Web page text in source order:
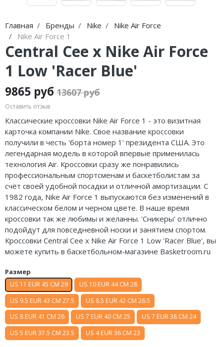
Главная Бренды Nike
Nike Air Force
Nike Air Force 1
Central Cee x Nike Air Force
1 Low 'Racer Blue'
9865 руб 13607 руб
Оставить отзыв
Классические кроссовки Nike Air Force 1 - это визитная
карточка компании Nike. Свое название кроссовки
получили в честь 'борта номер 1' президента США. Это
легендарная модель в которой впервые применилась
технология Air. Кроссовки сразу же понравились
профессиональным спортсменам и баскетболистам за
счёт своей удобной посадки и отличной амортизации. С
1982 года, Nike Air Force 1 выпускаются без изменений в
классическом белом и черном цвете. В наше время
кроссовки так же любимы и желанны. 'Сникеры' отлично
подойдут для повседневной носки и занятием спортом.
Кроссовки Central Cee x Nike Air Force 1 Low 'Racer Blue', вы
можете купить в баскетбольном-магазине Basketroom.ru
Размер
US 11 EUR 45 CM 29
US 10 EUR 44 CM 28
US 9.5 EUR 43 CM 27.5
US 8.5 EUR 42 CM 26.5
US 8 EUR 41 CM 26
US 7 EUR 40 CM 25
US 7 EUR 38 CM 24
US 5 EUR 37.5 CM 23.5
US 4 EUR 36 CM 23
Jordan Tatum
Air Jordan 312
Air Jordan 40
Air Jordan 39
Air Jordan 38
Air Jordan 37
Air Jordan 36
Air Jordan 1
Air Jordan 3
Air Jordan 4
Air Jordan 5
Air Jordan 6
Air Jordan 7
Air Jordan 10
Air Jordan 11
Air Jordan 12
Nike Dunk
Nike Shox
Nike Blazer
Nike P-6000
Nike Initiator
Nike Pegasus
Nike Precision
Nike Hyperdunk
Nike Hyperset
Nike Cosmic Unity
Nike Air Deldon
Nike Sabrina
Nike A’ja
Nike ST
Nike GT
Nike Ja
adidas Samba
adidas Gazelle
adidas Handball
adidas Adistar
adidas adiFOM
adidas Adizero
adidas Harden
adidas Dame
adidas AE
Adidas Yeezy Boost 350 V2
MMY
ASICS
HOKA
A Bathing Ape
Travis Scott
Converse
Old Order
LACOSTE
The North Face